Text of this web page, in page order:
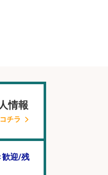
情報
チラ
歓迎/残